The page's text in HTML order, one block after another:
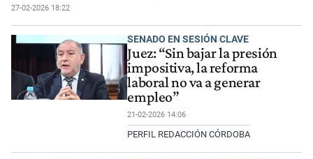
27-02-2026 18:22
SENADO EN SESIÓN CLAVE
Juez: “Sin bajar la presión
impositiva, la reforma
laboral no va a generar
empleo”
21-02-2026 14:06
PERFIL REDACCIÓN CÓRDOBA